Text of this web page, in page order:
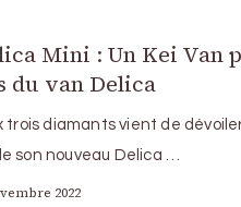
Mini : Un Kei Van
du van Delica
trois diamants vient de
son nouveau Delica …
2022